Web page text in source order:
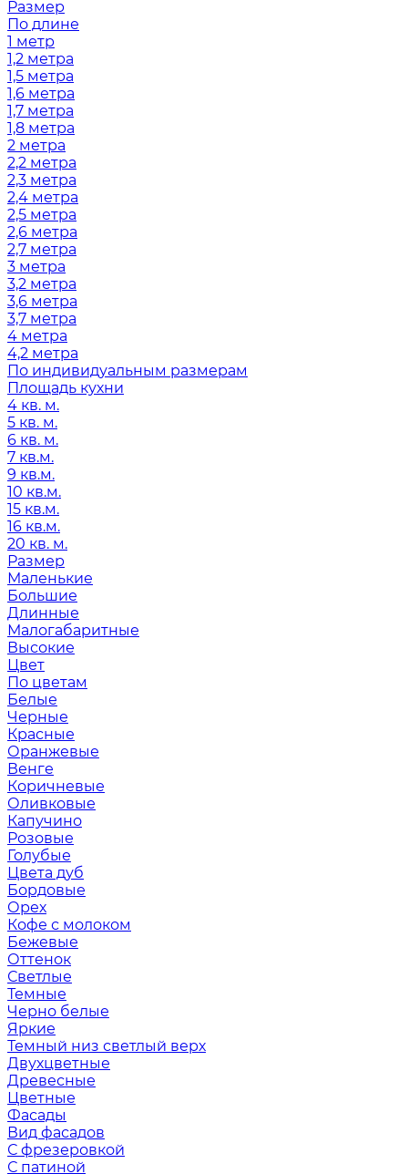
Размер
По длине
1 метр
1,2 метра
1,5 метра
1,6 метра
1,7 метра
1,8 метра
2 метра
2,2 метра
2,3 метра
2,4 метра
2,5 метра
2,6 метра
2,7 метра
3 метра
3,2 метра
3,6 метра
3,7 метра
4 метра
4,2 метра
По индивидуальным размерам
Площадь кухни
4 кв. м.
5 кв. м.
6 кв. м.
7 кв.м.
9 кв.м.
10 кв.м.
15 кв.м.
16 кв.м.
20 кв. м.
Размер
Маленькие
Большие
Длинные
Малогабаритные
Высокие
Цвет
По цветам
Белые
Черные
Красные
Оранжевые
Венге
Коричневые
Оливковые
Капучино
Розовые
Голубые
Цвета дуб
Бордовые
Орех
Кофе с молоком
Бежевые
Оттенок
Светлые
Темные
Черно белые
Яркие
Темный низ светлый верх
Двухцветные
Древесные
Цветные
Фасады
Вид фасадов
С фрезеровкой
С патиной